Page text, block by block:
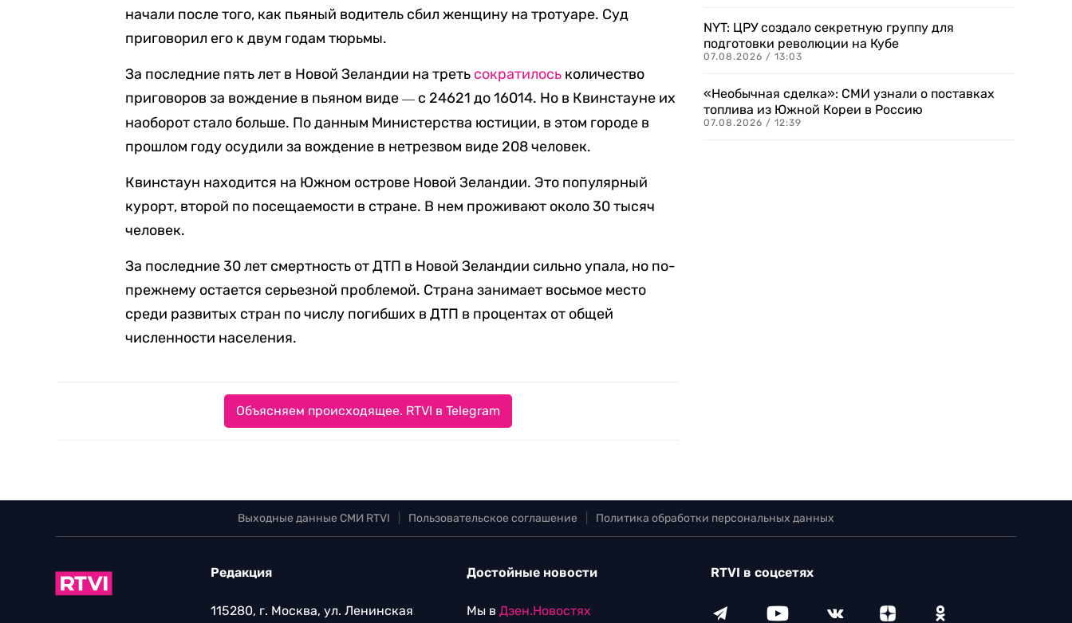
начали после того, как пьяный водитель сбил женщину на тротуаре. Суд
приговорил его к двум годам тюрьмы.
За последние пять лет в Новой Зеландии на треть сократилось количество
приговоров за вождение в пьяном виде— с 24621 до 16014. Но в Квинстауне их
наоборот стало больше. По данным Министерства юстиции, в этом городе в
прошлом году осудили за вождение в нетрезвом виде 208 человек.
Квинстаун находится на Южном острове Новой Зеландии. Это популярный
курорт, второй по посещаемости в стране. В нем проживают около 30 тысяч
человек.
За последние 30 лет смертность от ДТП в Новой Зеландии сильно упала, но по-
прежнему остается серьезной проблемой. Страна занимает восьмое место
среди развитых стран по числу погибших в ДТП в процентах от общей
численности населения.
Объясняем происходящее. RTVI в Telegram
NYT: ЦРУ создало секретную группу для
подготовки революции на Кубе
07.08.2026 / 13:03
«Необычная сделка»: СМИ узнали о поставках
топлива из Южной Кореи в Россию
07.08.2026 / 12:39
Выходные данные СМИ RTVI Пользовательское соглашение Политика обработки персональных данных
Редакция
115280, г. Москва, ул. Ленинская
Достойные новости
Мы в Дзен.Новостях
RTVI в соцсетях